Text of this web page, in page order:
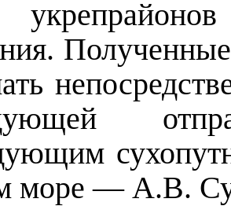
море — А.В.